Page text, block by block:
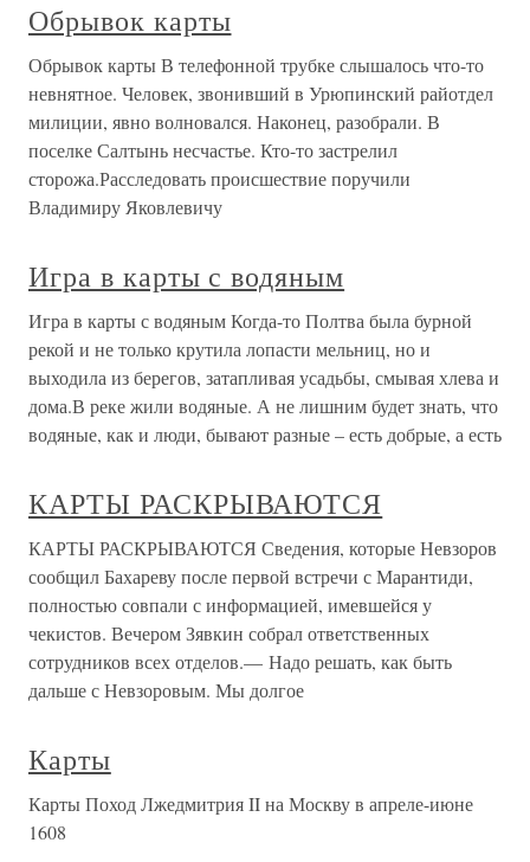
Обрывок карты
Обрывок карты В телефонной трубке слышалось что-то
невнятное. Человек, звонивший в Урюпинский райотдел
милиции, явно волновался. Наконец, разобрали. В
поселке Салтынь несчастье. Кто-то застрелил
сторожа.Расследовать происшествие поручили
Владимиру Яковлевичу
Игра в карты с водяным
Игра в карты с водяным Когда-то Полтва была бурной
рекой и не только крутила лопасти мельниц, но и
выходила из берегов, затапливая усадьбы, смывая хлева и
дома.В реке жили водяные. А не лишним будет знать, что
водяные, как и люди, бывают разные – есть добрые, а есть
КАРТЫ РАСКРЫВАЮТСЯ
КАРТЫ РАСКРЫВАЮТСЯ Сведения, которые Невзоров
сообщил Бахареву после первой встречи с Марантиди,
полностью совпали с информацией, имевшейся у
чекистов. Вечером Зявкин собрал ответственных
сотрудников всех отделов.— Надо решать, как быть
дальше с Невзоровым. Мы долгое
Карты
Карты Поход Лжедмитрия II на Москву в апреле-июне
1608